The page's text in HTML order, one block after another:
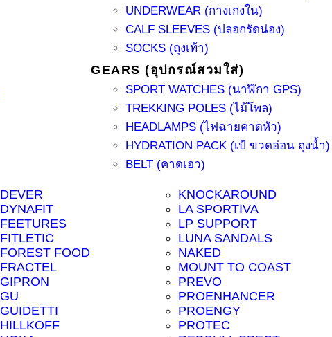
UNDERWEAR (กางเกงใน)
CALF SLEEVES (ปลอกรัดน่อง)
SOCKS (ถุงเท้า)
GEARS (อุปกรณ์สวมใส่)
SPORT WATCHES (นาฬิกา GPS)
TREKKING POLES (ไม้โพล)
HEADLAMPS (ไฟฉายคาดหัว)
HYDRATION PACK (เป้ ขวดอ่อน ถุงน้ำ)
BELT (คาดเอว)
DEVER
DYNAFIT
FEETURES
FITLETIC
FOREST FOOD
FRACTEL
GIPRON
GU
GUIDETTI
HILLKOFF
KNOCKAROUND
LA SPORTIVA
LP SUPPORT
LUNA SANDALS
NAKED
MOUNT TO COAST
PREVO
PROENHANCER
PROENGY
PROTEC